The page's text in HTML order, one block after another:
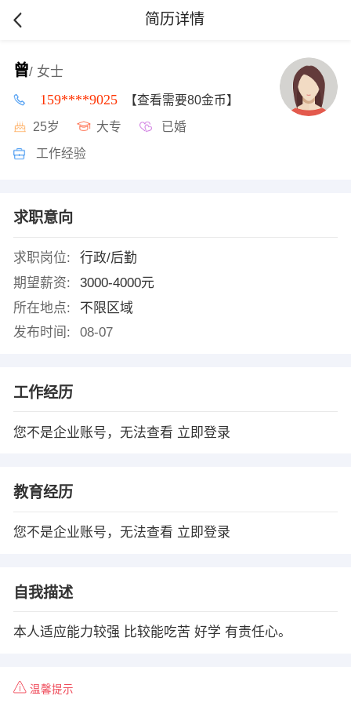
简历详情
曾/ 女士
159****9025 【查看需要80金币】
25岁 大专 已婚
工作经验
求职意向
求职岗位:
行政/后勤
期望薪资:
3000-4000元
所在地点:
不限区域
发布时间:
08-07
工作经历
您不是企业账号，无法查看 立即登录
教育经历
您不是企业账号，无法查看 立即登录
自我描述
本人适应能力较强 比较能吃苦 好学 有责任心。
温馨提示